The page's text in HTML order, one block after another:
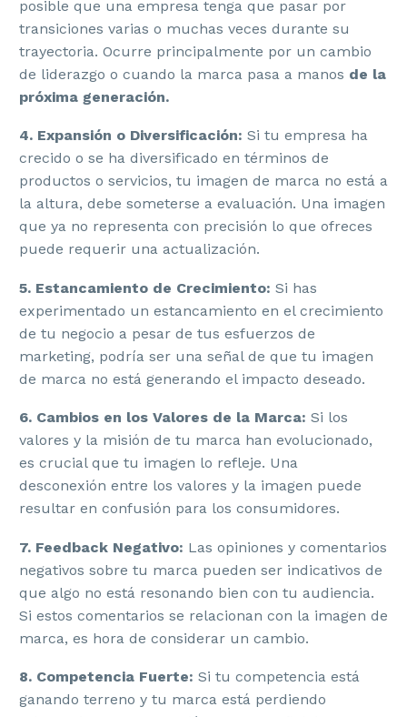
posible que una empresa tenga que pasar por
transiciones varias o muchas veces durante su
trayectoria. Ocurre principalmente por un cambio
de liderazgo o cuando la marca pasa a manos de la
próxima generación.
4. Expansión o Diversificación: Si tu empresa ha
crecido o se ha diversificado en términos de
productos o servicios, tu imagen de marca no está a
la altura, debe someterse a evaluación. Una imagen
que ya no representa con precisión lo que ofreces
puede requerir una actualización.
5. Estancamiento de Crecimiento: Si has
experimentado un estancamiento en el crecimiento
de tu negocio a pesar de tus esfuerzos de
marketing, podría ser una señal de que tu imagen
de marca no está generando el impacto deseado.
6. Cambios en los Valores de la Marca: Si los
valores y la misión de tu marca han evolucionado,
es crucial que tu imagen lo refleje. Una
desconexión entre los valores y la imagen puede
resultar en confusión para los consumidores.
7. Feedback Negativo: Las opiniones y comentarios
negativos sobre tu marca pueden ser indicativos de
que algo no está resonando bien con tu audiencia.
Si estos comentarios se relacionan con la imagen de
marca, es hora de considerar un cambio.
8. Competencia Fuerte: Si tu competencia está
ganando terreno y tu marca está perdiendo